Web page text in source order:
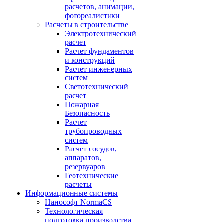
расчетов, анимации,
фотореалистики
Расчеты в строительстве
Электротехнический
расчет
Расчет фундаментов
и конструкций
Расчет инженерных
систем
Светотехнический
расчет
Пожарная
Безопасность
Расчет
трубопроводных
систем
Расчет сосудов,
аппаратов,
резервуаров
Геотехнические
расчеты
Информационные системы
Нанософт NormaCS
Технологическая
подготовка производства